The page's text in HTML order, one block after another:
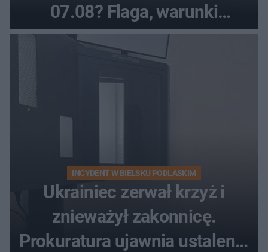
07.08? Flaga, warunki
pogodowe
INCYDENT W BIELSKU PODLASKIM
Ukrainiec zerwał krzyż i
znieważył zakonnicę.
Prokuratura ujawnia ustalenia